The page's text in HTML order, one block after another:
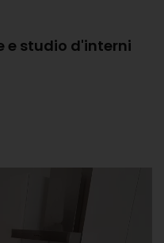
e studio d'interni